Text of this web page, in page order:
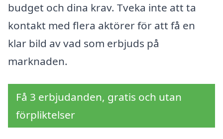
budget och dina krav. Tveka inte att ta
kontakt med flera aktörer för att få en
klar bild av vad som erbjuds på
marknaden.
Få 3 erbjudanden, gratis och utan
förpliktelser